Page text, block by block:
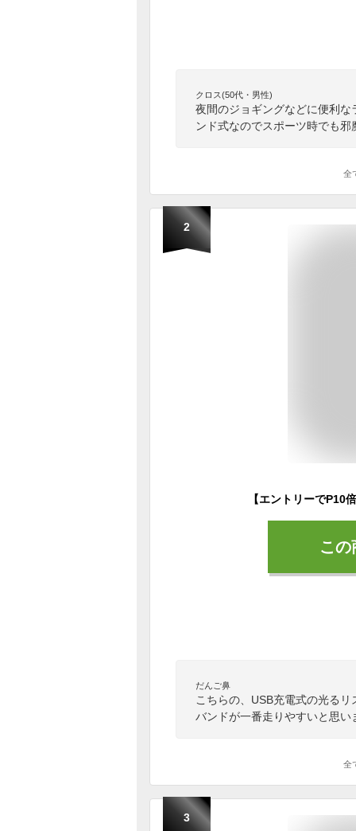
クロス(50代・男性)
夜間のジョギングなどに便利
ンド式なのでスポーツ時でも
全
2
こ
だんご鼻
こちらの、USB充電式の光る
バンドが一番走りやすいと思
全
3